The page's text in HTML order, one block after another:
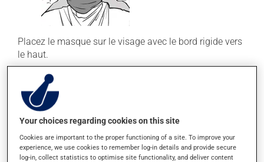
Placez le masque sur le visage avec le bord rigide vers
le haut.
S'il s'agit d'un masque médical, assurez-vous de
mettre le côté blanc vers votre visage et le côté bleu
vers l'extérieur.
Your choices regarding cookies on this site
Cookies are important to the proper functioning of a site. To improve your
experience, we use cookies to remember log-in details and provide secure
log-in, collect statistics to optimise site functionality, and deliver content